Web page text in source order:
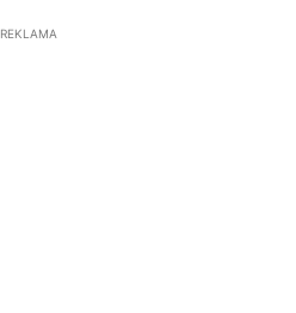
REKLAMA